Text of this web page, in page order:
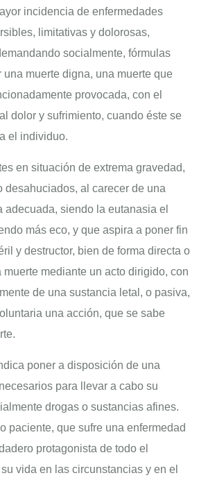
incidencia de enfermedades
limitativas y dolorosas,
socialmente, fórmulas
muerte digna, una muerte que
provocada, con el
dolor y sufrimiento, cuando éste se
el individuo.
en situación de extrema gravedad,
desahuciados, al carecer de una
adecuada, siendo la eutanasia el
más eco, y que aspira a poner fin
y destructor, bien de forma directa o
mediante un acto dirigido, con
de una sustancia letal, o pasiva,
una acción, que se sabe
poner a disposición de una
para llevar a cabo su
drogas o sustancias afines.
paciente, que sufre una enfermedad
protagonista de todo el
vida en las circunstancias y en el